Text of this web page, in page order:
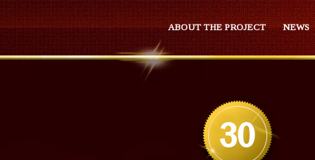
ABOUT THE PROJECT NEWS